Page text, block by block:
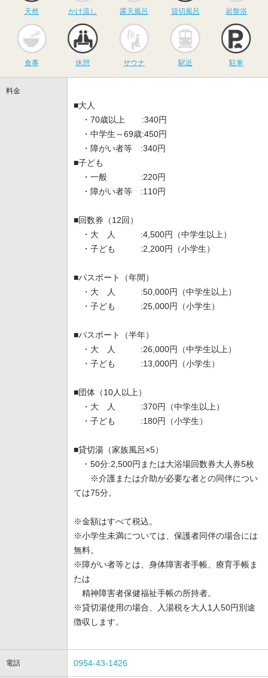
天然 かけ流し 露天風呂 貸切風呂 岩盤浴
食事 休憩
サウナ
サウナ
駅近
駅近 駐車
料金
■大人
・70歳以上 :340円
・中学生～69歳:450円
・障がい者等 :340円
■子ども
・一般 :220円
・障がい者等 :110円
■回数券（12回）
・大 人 :4,500円（中学生以上）
・子ども :2,200円（小学生）
■パスポート（年間）
・大 人 :50,000円（中学生以上）
・子ども :25,000円（小学生）
■パスポート（半年）
・大 人 :26,000円（中学生以上）
・子ども :13,000円（小学生）
■団体（10人以上）
・大 人 :370円（中学生以上）
・子ども :180円（小学生）
■貸切湯（家族風呂×5）
・50分:2,500円または大浴場回数券大人券5枚
※介護または介助が必要な者との同伴につい
ては75分。
※金額はすべて税込。
※小学生未満については、保護者同伴の場合には
無料。
※障がい者等とは、身体障害者手帳、療育手帳ま
たは
精神障害者保健福祉手帳の所持者。
※貸切湯使用の場合、入湯税を大人1人50円別途
徴収します。
電話 0954-43-1426